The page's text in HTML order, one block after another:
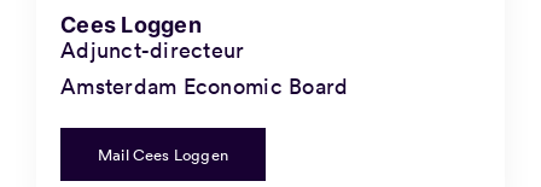
Cees Loggen
Adjunct-directeur
Amsterdam Economic Board
Mail Cees Loggen